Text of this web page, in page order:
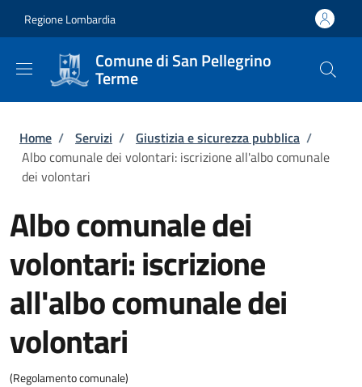
Regione Lombardia
Comune di San Pellegrino
Terme
Briciole di pane
Home / Servizi / Giustizia e sicurezza pubblica /
Albo comunale dei volontari: iscrizione all'albo comunale
dei volontari
Albo comunale dei
volontari: iscrizione
all'albo comunale dei
volontari
(Regolamento comunale)